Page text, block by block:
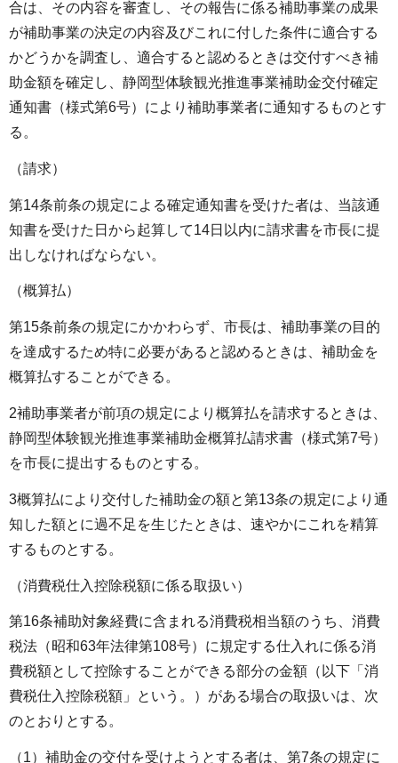
合は、その内容を審査し、その報告に係る補助事業の成果
が補助事業の決定の内容及びこれに付した条件に適合する
かどうかを調査し、適合すると認めるときは交付すべき補
助金額を確定し、静岡型体験観光推進事業補助金交付確定
通知書（様式第6号）により補助事業者に通知するものとす
る。
（請求）
第14条前条の規定による確定通知書を受けた者は、当該通
知書を受けた日から起算して14日以内に請求書を市長に提
出しなければならない。
（概算払）
第15条前条の規定にかかわらず、市長は、補助事業の目的
を達成するため特に必要があると認めるときは、補助金を
概算払することができる。
2補助事業者が前項の規定により概算払を請求するときは、
静岡型体験観光推進事業補助金概算払請求書（様式第7号）
を市長に提出するものとする。
3概算払により交付した補助金の額と第13条の規定により通
知した額とに過不足を生じたときは、速やかにこれを精算
するものとする。
（消費税仕入控除税額に係る取扱い）
第16条補助対象経費に含まれる消費税相当額のうち、消費
税法（昭和63年法律第108号）に規定する仕入れに係る消
費税額として控除することができる部分の金額（以下「消
費税仕入控除税額」という。）がある場合の取扱いは、次
のとおりとする。
（1）補助金の交付を受けようとする者は、第7条の規定に